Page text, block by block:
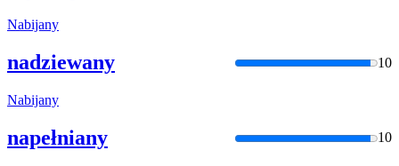
Nabijany
nadziewany 10
Nabijany
napełniany 10